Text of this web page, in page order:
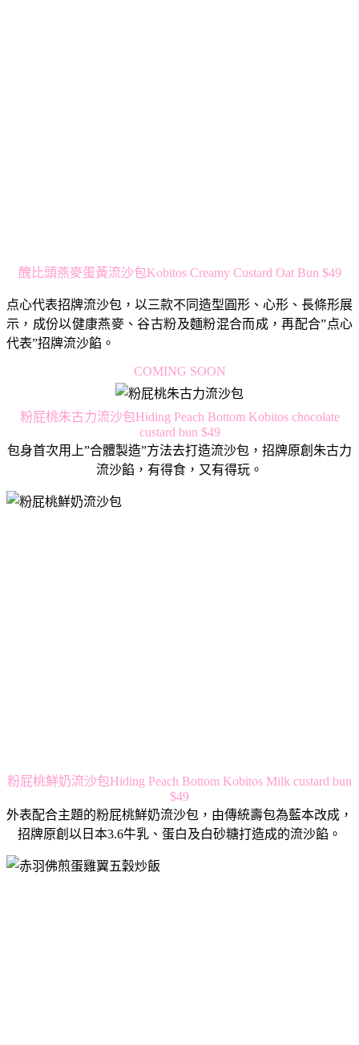
醜比頭燕麥蛋黃流沙包Kobitos Creamy Custard Oat Bun $49
点心代表招牌流沙包，以三款不同造型圓形、心形、長條形展
示，成份以健康燕麥、谷古粉及麵粉混合而成，再配合”点心
代表”招牌流沙餡。
COMING SOON
粉屁桃朱古力流沙包Hiding Peach Bottom Kobitos chocolate
custard bun $49
包身首次用上”合體製造”方法去打造流沙包，招牌原創朱古力
流沙餡，有得食，又有得玩。
粉屁桃鮮奶流沙包Hiding Peach Bottom Kobitos Milk custard bun
$49
外表配合主題的粉屁桃鮮奶流沙包，由傳統壽包為藍本改成，
招牌原創以日本3.6牛乳、蛋白及白砂糖打造成的流沙餡。